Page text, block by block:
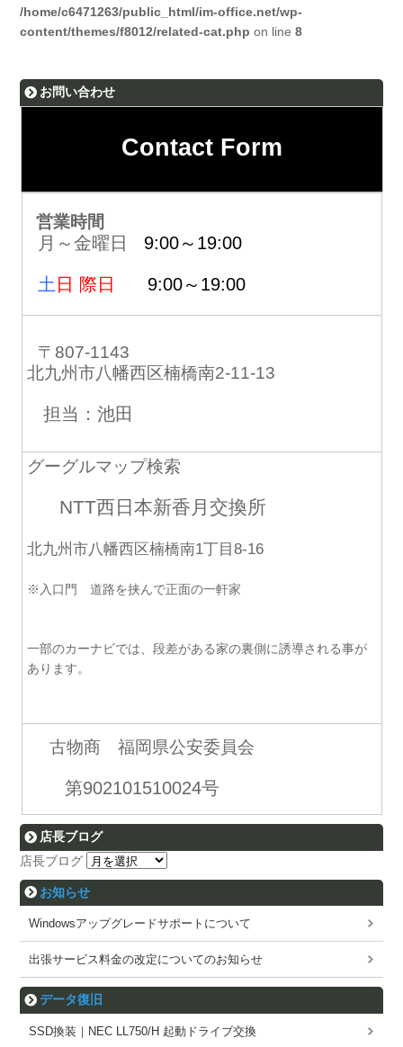
/home/c6471263/public_html/im-office.net/wp-
content/themes/f8012/related-cat.php on line8
お問い合わせ
Contact Form
営業時間
月～金曜日 9:00～19:00
土 日 際日 9:00～19:00
〒807-1143
北九州市八幡西区楠橋南2-11-13
担当：池田
グーグルマップ検索
NTT西日本新香月交換所
北九州市八幡西区楠橋南1丁目8-16
※入口門 道路を挟んで正面の一軒家
一部のカーナビでは、段差がある家の裏側に誘導される事が
あります。
古物商 福岡県公安委員会
第902101510024号
店長ブログ
店長ブログ
お知らせ
Windowsアップグレードサポートについて
出張サービス料金の改定についてのお知らせ
データ復旧
SSD換装｜NEC LL750/H 起動ドライブ交換